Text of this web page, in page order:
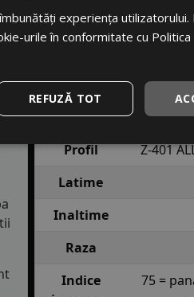
Atribut
EAN
Brand
Profil
Z-401
Latime
Inaltime
Raza
Indice
75 =
experiența utilizatorului.
urile în conformitate cu
REFUZĂ TOT